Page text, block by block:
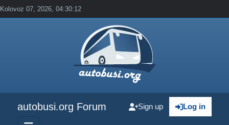
Kolovoz 07, 2026, 04:30:12
autobusi.org Forum Log in
Sign up